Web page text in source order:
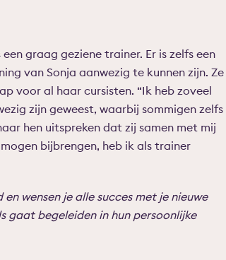
graag geziene trainer. Er is zelfs een
van Sonja aanwezig te kunnen zijn. Ze
voor al haar cursisten. “Ik heb zoveel
zijn geweest, waarbij sommigen zelfs
hen uitspreken dat zij samen met mij
bijbrengen, heb ik als trainer
wensen je alle succes met je nieuwe
gaat begeleiden in hun persoonlijke